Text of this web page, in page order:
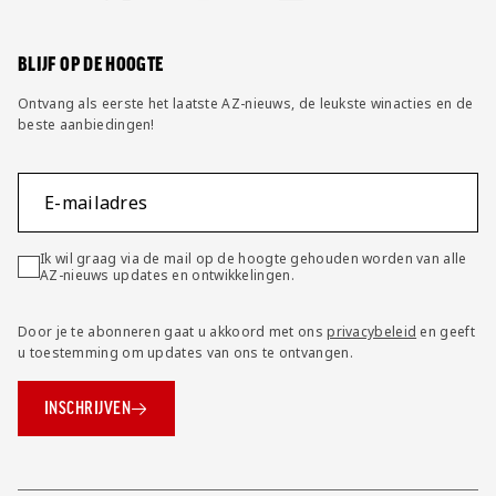
BLIJF OP DE HOOGTE
Ontvang als eerste het laatste AZ-nieuws, de leukste winacties en de
beste aanbiedingen!
E-mailadres
Ik wil graag via de mail op de hoogte gehouden worden van alle
AZ-nieuws updates en ontwikkelingen.
Door je te abonneren gaat u akkoord met onsprivacybeleid en geeft
u toestemming om updates van ons te ontvangen.
INSCHRIJVEN